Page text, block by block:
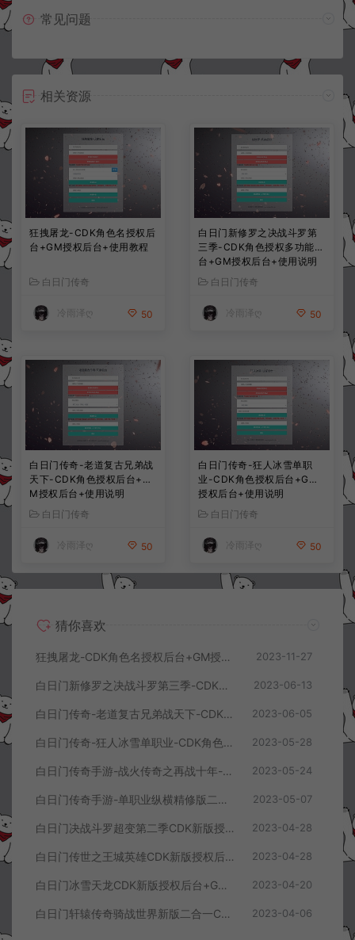
常见问题
相关资源
狂拽屠龙-CDK角色名授权后
台+GM授权后台+使用教程
白日门传奇
冷雨泽ღ 50
白日门新修罗之决战斗罗第
三季-CDK角色授权多功能后
台+GM授权后台+使用说明
白日门传奇
冷雨泽ღ 50
白日门传奇-老道复古兄弟战
天下-CDK角色授权后台+G
M授权后台+使用说明
白日门传奇
冷雨泽ღ 50
白日门传奇-狂人冰雪单职
业-CDK角色授权后台+GM
授权后台+使用说明
白日门传奇
冷雨泽ღ 50
猜你喜欢
狂拽屠龙-CDK角色名授权后台+GM授权后台+使用教程 2023-11-27
白日门新修罗之决战斗罗第三季-CDK角色授权多功能后台+GM授权后台+使用说明 2023-06-13
白日门传奇-老道复古兄弟战天下-CDK角色授权后台+GM授权后台+使用说明 2023-06-05
白日门传奇-狂人冰雪单职业-CDK角色授权后台+GM授权后台+使用说明 2023-05-28
白日门传奇手游-战火传奇之再战十年-二合一CDK角色授权后台+多功能+GM总授权+使用说明 2023-05-24
白日门传奇手游-单职业纵横精修版二合一CDK角色名授权后台+多功能+GM总授权+使用说明 2023-05-07
白日门决战斗罗超变第二季CDK新版授权后台+GM授权后台+使用说明 2023-04-28
白日门传世之王城英雄CDK新版授权后台+GM授权后台+使用说明 2023-04-28
白日门冰雪天龙CDK新版授权后台+GM授权后台+使用说明 2023-04-20
白日门轩辕传奇骑战世界新版二合一CDK授权后台+使用说明 2023-04-06